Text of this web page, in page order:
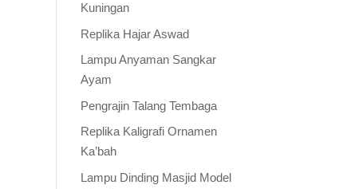
Kuningan
Replika Hajar Aswad
Lampu Anyaman Sangkar
Ayam
Pengrajin Talang Tembaga
Replika Kaligrafi Ornamen
Ka’bah
Lampu Dinding Masjid Model